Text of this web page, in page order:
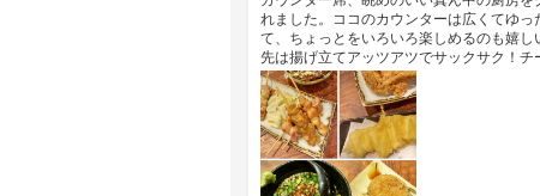
れました。ココのカウンターは広くてゆ
て、ちょっとをいろいろ楽しめるのも嬉
先は揚げ立てアッツアツでサックサク！